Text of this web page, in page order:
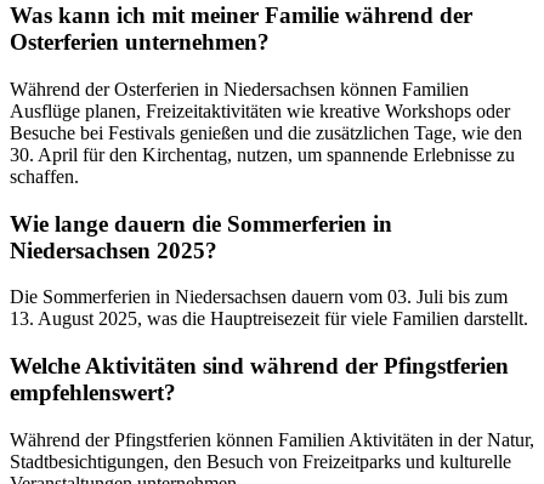
Was kann ich mit meiner Familie während der
Osterferien unternehmen?
Während der Osterferien in Niedersachsen können Familien
Ausflüge planen, Freizeitaktivitäten wie kreative Workshops oder
Besuche bei Festivals genießen und die zusätzlichen Tage, wie den
30. April für den Kirchentag, nutzen, um spannende Erlebnisse zu
schaffen.
Wie lange dauern die Sommerferien in
Niedersachsen 2025?
Die Sommerferien in Niedersachsen dauern vom 03. Juli bis zum
13. August 2025, was die Hauptreisezeit für viele Familien darstellt.
Welche Aktivitäten sind während der Pfingstferien
empfehlenswert?
Während der Pfingstferien können Familien Aktivitäten in der Natur,
Stadtbesichtigungen, den Besuch von Freizeitparks und kulturelle